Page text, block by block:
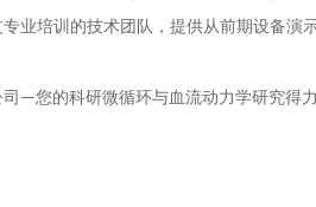
业培训的技术团队，提供从前期设备演
司—您的科研微循环与血流动力学研究得